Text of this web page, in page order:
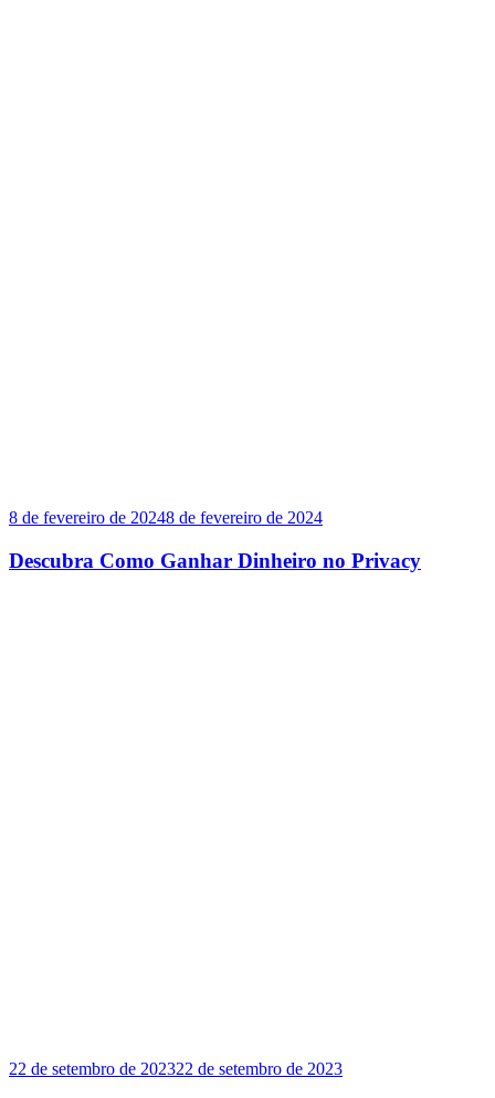
8 de fevereiro de 20248 de fevereiro de 2024
Descubra Como Ganhar Dinheiro no Privacy
22 de setembro de 202322 de setembro de 2023